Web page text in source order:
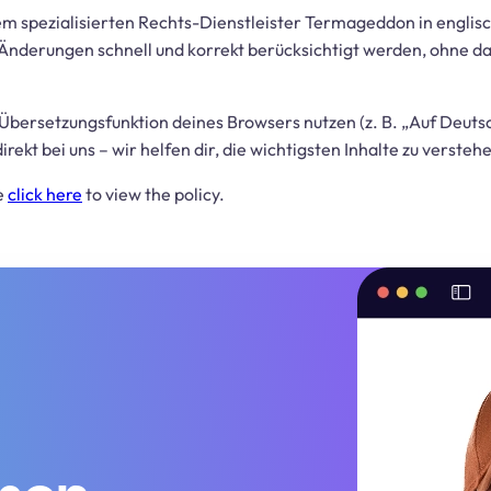
spezialisierten Rechts-Dienstleister Termageddon in
schnell und korrekt berücksichtigt werden, ohne
deines Browsers nutzen (z. B. „Auf
bei uns – wir helfen dir, die wichtigsten Inhalte zu
click here to view the policy.